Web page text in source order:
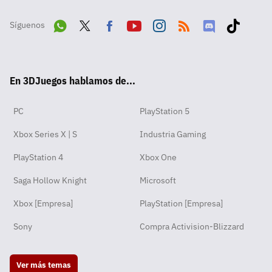
Síguenos
pp
ok
En 3DJuegos hablamos de...
PC PlayStation 5
Xbox Series X | S Industria Gaming
PlayStation 4 Xbox One
Saga Hollow Knight Microsoft
Xbox [Empresa] PlayStation [Empresa]
Sony Compra Activision-Blizzard
Ver más temas